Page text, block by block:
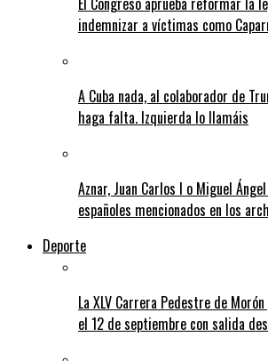
indemnizar a víctimas como
A Cuba nada, al colaborador de
haga falta. Izquierda lo llamáis
Aznar, Juan Carlos I o Miguel
españoles mencionados en los
Deporte
La XLV Carrera Pedestre de
el 12 de septiembre con salida